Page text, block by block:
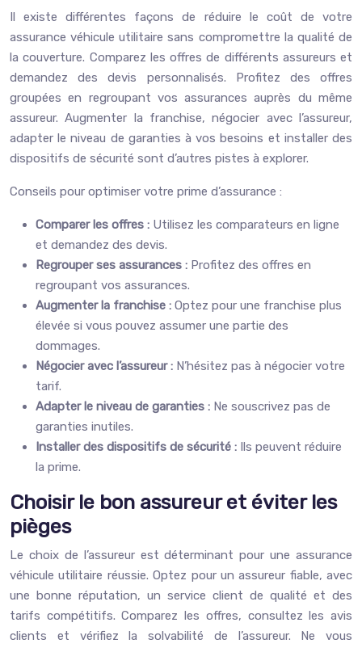
Il existe différentes façons de réduire le coût de votre
assurance véhicule utilitaire sans compromettre la qualité de
la couverture. Comparez les offres de différents assureurs et
demandez des devis personnalisés. Profitez des offres
groupées en regroupant vos assurances auprès du même
assureur. Augmenter la franchise, négocier avec l’assureur,
adapter le niveau de garanties à vos besoins et installer des
dispositifs de sécurité sont d’autres pistes à explorer.
Conseils pour optimiser votre prime d’assurance :
Comparer les offres : Utilisez les comparateurs en ligne
et demandez des devis.
Regrouper ses assurances : Profitez des offres en
regroupant vos assurances.
Augmenter la franchise : Optez pour une franchise plus
élevée si vous pouvez assumer une partie des
dommages.
Négocier avec l’assureur : N’hésitez pas à négocier votre
tarif.
Adapter le niveau de garanties : Ne souscrivez pas de
garanties inutiles.
Installer des dispositifs de sécurité : Ils peuvent réduire
la prime.
Choisir le bon assureur et éviter les
pièges
Le choix de l’assureur est déterminant pour une assurance
véhicule utilitaire réussie. Optez pour un assureur fiable, avec
une bonne réputation, un service client de qualité et des
tarifs compétitifs. Comparez les offres, consultez les avis
clients et vérifiez la solvabilité de l’assureur. Ne vous